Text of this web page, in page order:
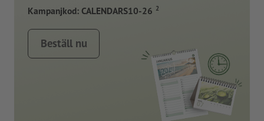
Kampanjkod: CALENDARS10-26 2
Beställ nu